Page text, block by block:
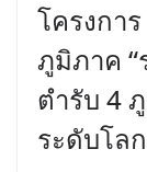
โครงกา
ภูมิภาค “
ตำรับ 4
ระดับโลก